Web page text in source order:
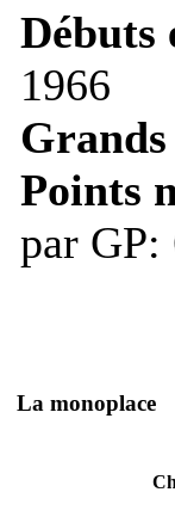
Débuts
1966
Points
par GP:
La monoplace